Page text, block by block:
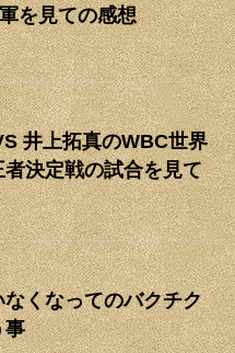
を見ての感想
井上拓真のWBC世界
決定戦の試合を見て
くなってのバクチク
事